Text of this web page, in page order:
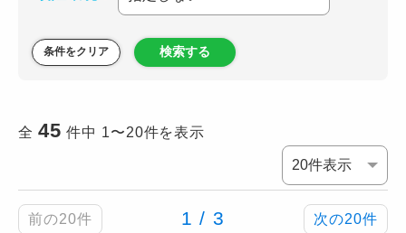
条件をクリア 検索する
全 45 件中 1〜20件を表示
前の20件 1 / 3 次の20件